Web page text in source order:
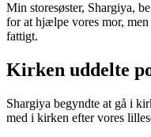
Min storesøster, Shargiya,
for at hjælpe vores mor,
fattigt.
Kirken uddelte
Shargiya begyndte at gå i
med i kirken efter vores